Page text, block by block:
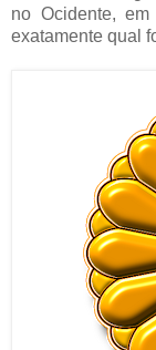
no Ocidente,
exatamente qual